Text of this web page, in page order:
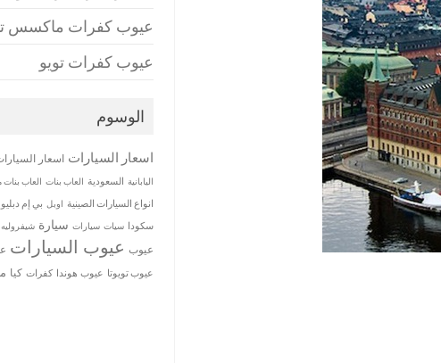
عيوب كفرات ماكسس
عيوب كفرات تويو
الوسوم
اسعار السيارات اسعار
اليابانية السعودية العاب بنات العاب بنات
انواع السيارات الصينية اوبل بي إم دبليو
سكودا سيات سيارات سيارة شيفروليه
عيوب عيوب السيارات
عيوب تويوتا عيوب هوندا كفرات كيا